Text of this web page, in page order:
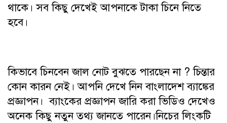
থাকে। সব কিছু দেখেই আপনাকে টাকা চিনে নিতে
হবে।
কিভাবে চিনবেন জাল নোট বুঝতে পারছেন না ? চিন্তার
কোন কারন নেই। আপনি দেখে নিন বাংলাদেশ ব্যাঙ্কের
প্রজ্ঞাপন। ব্যাংকের প্রজ্ঞাপন জারি করা ভিডিও দেখেও
অনেক কিছু নতুন তথ্য জানতে পারেন।নিচের লিংকটি